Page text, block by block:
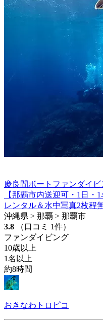
慶良間ボートファンダイ
【那覇市内送迎可・1日・
レンタル＆水中写真2枚程
沖縄県 > 那覇 > 那覇市
3.8
（口コミ 1件）
ファンダイビング
10歳以上
1名以上
約8時間
おきなわトロピコ